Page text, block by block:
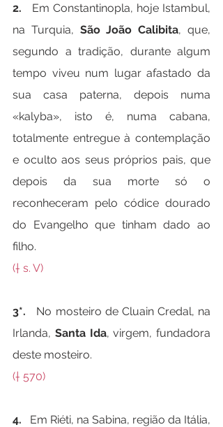
2. Em Constantinopla, hoje Istambul,
na Turquia, São João Calibita, que,
segundo a tradição, durante algum
tempo viveu num lugar afastado da
sua casa paterna, depois numa
«kalyba», isto é, numa cabana,
totalmente entregue à contemplação
e oculto aos seus próprios pais, que
depois da sua morte só o
reconheceram pelo códice dourado
do Evangelho que tinham dado ao
filho.
(† s. V)
3*. No mosteiro de Cluain Credal, na
Irlanda, Santa Ida, virgem, fundadora
deste mosteiro.
(† 570)
4. Em Riéti, na Sabina, região da Itália,